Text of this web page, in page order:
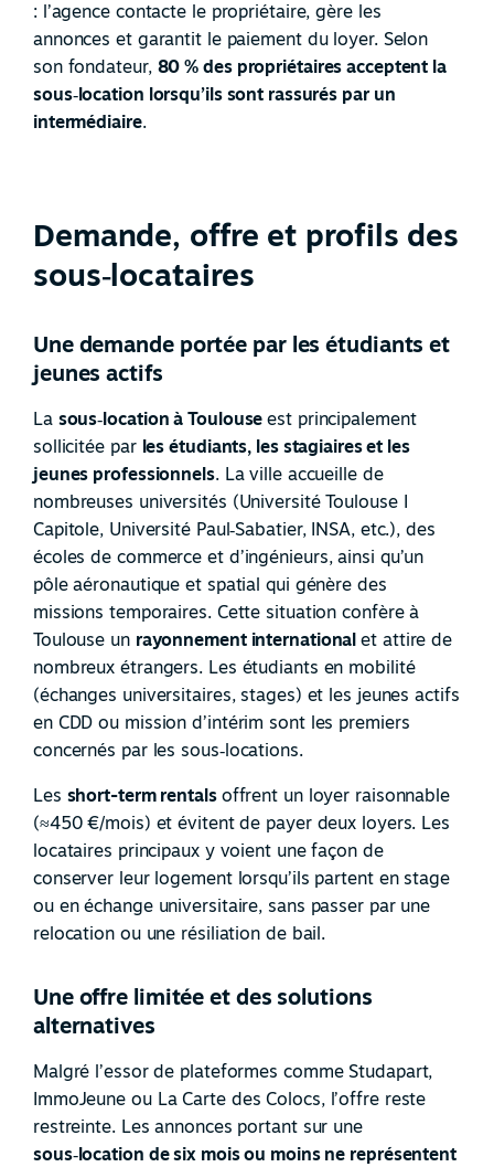
: l’agence contacte le propriétaire, gère les
annonces et garantit le paiement du loyer. Selon
son fondateur, 80 % des propriétaires acceptent la
sous‑location lorsqu’ils sont rassurés par un
intermédiaire.
Demande, offre et profils des
sous‑locataires
Une demande portée par les étudiants et
jeunes actifs
La sous‑location à Toulouseest principalement
sollicitée par les étudiants, les stagiaires et les
jeunes professionnels. La ville accueille de
nombreuses universités (Université Toulouse I
Capitole, Université Paul‑Sabatier, INSA, etc.), des
écoles de commerce et d’ingénieurs, ainsi qu’un
pôle aéronautique et spatial qui génère des
missions temporaires. Cette situation confère à
Toulouse un rayonnement internationalet attire de
nombreux étrangers. Les étudiants en mobilité
(échanges universitaires, stages) et les jeunes actifs
en CDD ou mission d’intérim sont les premiers
concernés par les sous‑locations.
Les short-term rentalsoffrent un loyer raisonnable
(≈450 €/mois) et évitent de payer deux loyers. Les
locataires principaux y voient une façon de
conserver leur logement lorsqu’ils partent en stage
ou en échange universitaire, sans passer par une
relocation ou une résiliation de bail.
Une offre limitée et des solutions
alternatives
Malgré l’essor de plateformes comme Studapart,
ImmoJeune ou La Carte des Colocs, l’offre reste
restreinte. Les annonces portant sur une
sous‑location de six mois ou moins ne représentent